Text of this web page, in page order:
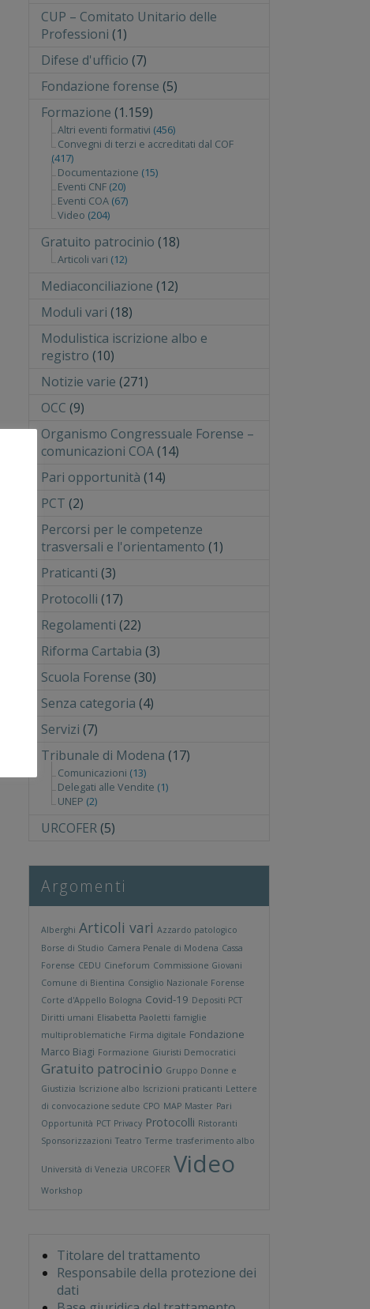
CUP – Comitato Unitario delle
Professioni (1)
Difese d'ufficio (7)
Fondazione forense (5)
Formazione (1.159)
Altri eventi formativi (456)
Convegni di terzi e accreditati dal COF
(417)
Documentazione (15)
Eventi CNF (20)
Eventi COA (67)
Video (204)
Gratuito patrocinio (18)
Articoli vari (12)
Mediaconciliazione (12)
Moduli vari (18)
Modulistica iscrizione albo e
registro (10)
Notizie varie (271)
OCC (9)
Organismo Congressuale Forense –
comunicazioni COA(14)
Pari opportunità (14)
PCT (2)
Percorsi per le competenze
trasversali e l'orientamento (1)
Praticanti (3)
Protocolli (17)
Regolamenti (22)
Riforma Cartabia (3)
Scuola Forense (30)
Senza categoria (4)
Servizi (7)
Tribunale di Modena (17)
Comunicazioni (13)
Delegati alle Vendite (1)
UNEP (2)
URCOFER(5)
Argomenti
Alberghi Articoli vari Azzardo patologico
Borse di Studio Camera Penale di Modena Cassa
Forense CEDU Cineforum Commissione Giovani
Comune di Bientina Consiglio Nazionale Forense
Corte d'Appello Bologna Covid-19 Depositi PCT
Diritti umani Elisabetta Paoletti famiglie
multiproblematiche Firma digitale Fondazione
Marco Biagi Formazione Giuristi Democratici
Gratuito patrocinio Gruppo Donne e
Giustizia Iscrizione albo Iscrizioni praticanti Lettere
di convocazione sedute CPO MAP Master Pari
Opportunità PCT Privacy Protocolli Ristoranti
Sponsorizzazioni Teatro Terme trasferimento albo
Università di Venezia URCOFER Video
Workshop
Titolare del trattamento
Responsabile della protezione dei
dati